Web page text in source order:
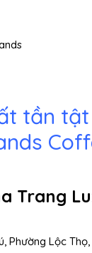
tần
Trang
Phường Lộc